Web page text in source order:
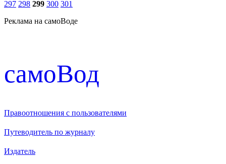
297 298 299 300 301
Реклама на самоВоде
cамоВод
Правоотношения с пользователями
Путеводитель по журналу
Издатель